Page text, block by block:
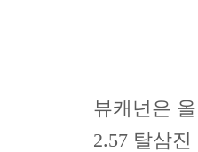
뷰캐넌은
2.57 탈삼